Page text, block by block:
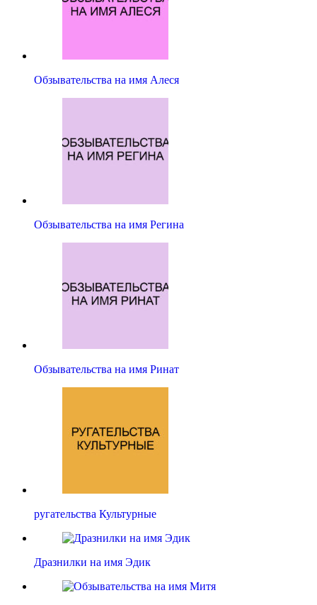
Обзывательства на имя Алеся
Обзывательства на имя Регина
Обзывательства на имя Ринат
ругательства Культурные
Дразнилки на имя Эдик